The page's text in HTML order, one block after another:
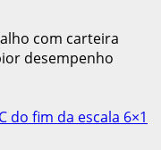
com carteira
desempenho
do fim da escala 6×1